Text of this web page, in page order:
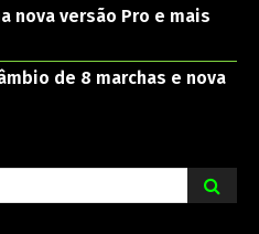
nova versão Pro e mais
de 8 marchas e nova